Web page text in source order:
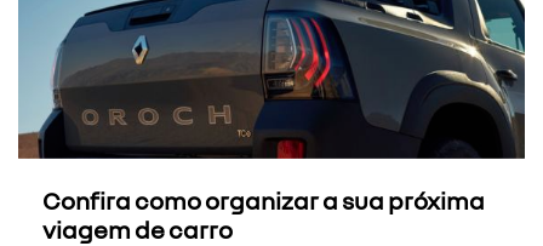
Confira como organizar a sua próxima
viagem de carro